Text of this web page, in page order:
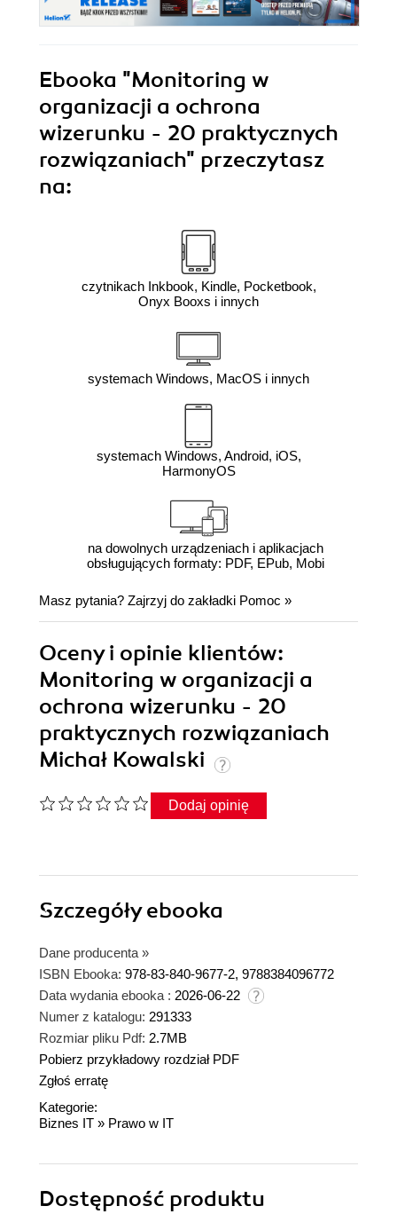
Ebooka "Monitoring w
organizacji a ochrona
wizerunku - 20 praktycznych
rozwiązaniach" przeczytasz
na:
czytnikach Inkbook, Kindle, Pocketbook,
Onyx Booxs i innych
systemach Windows, MacOS i innych
systemach Windows, Android, iOS,
HarmonyOS
na dowolnych urządzeniach i aplikacjach
obsługujących formaty: PDF, EPub, Mobi
Masz pytania? Zajrzyj do zakładki Pomoc »
Oceny i opinie klientów:
Monitoring w organizacji a
ochrona wizerunku - 20
praktycznych rozwiązaniach
Michał Kowalski
Dodaj opinię
Szczegółyebooka
Dane producenta »
ISBN Ebooka: 978-83-840-9677-2, 9788384096772
Data wydania ebooka : 2026-06-22
Numer z katalogu: 291333
Rozmiar pliku Pdf: 2.7MB
Pobierz przykładowy rozdział PDF
Zgłoś erratę
Kategorie:
Biznes IT » Prawo w IT
Dostępność produktu